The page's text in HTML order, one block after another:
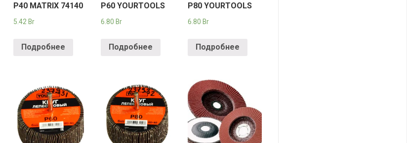
Р40 MATRIX 74140
5.42 Br
Подробнее
Р60 YOURTOOLS
6.80 Br
Подробнее
Р80 YOURTOOLS
6.80 Br
Подробнее